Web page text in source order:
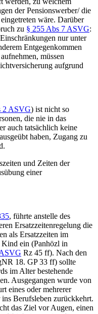
der Pensionswerber/ die
wäre. Darüber
zu § 255 Abs 7 ASVG:
nur unter
Entgegenkommen
müssen
aufgrund
2 ASVG) ist nicht so
die nie in das
auch tatsächlich keine
haben, Zugang zu
und Zeiten der
einer
, führte anstelle des
Ersatzzeitenregelung die
als Ersatzzeiten im
Kind ein (Panhözl in
Rz 45 ff). Nach den
18. GP 33 ff) sollte
im Alter bestehende
Ausgegangen wurde von
eines oder mehrerer
Berufsleben zurückkehrt.
das Ziel vor Augen, einen